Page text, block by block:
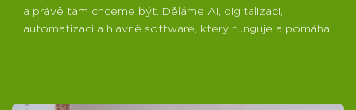
a právě tam chceme být. Děláme AI, digitalizaci,
automatizaci a hlavně software, který funguje a pomáhá.